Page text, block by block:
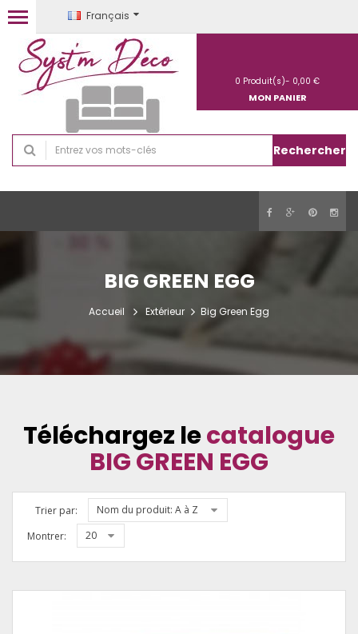
Français
Rechercher
0 Produit(s)- 0,00 €
MON PANIER
BIG GREEN EGG
Accueil Extérieur Big Green Egg
Téléchargez lecatalogue
BIG GREEN EGG
Trier par:
Nom du produit: A à Z
Montrer:
20